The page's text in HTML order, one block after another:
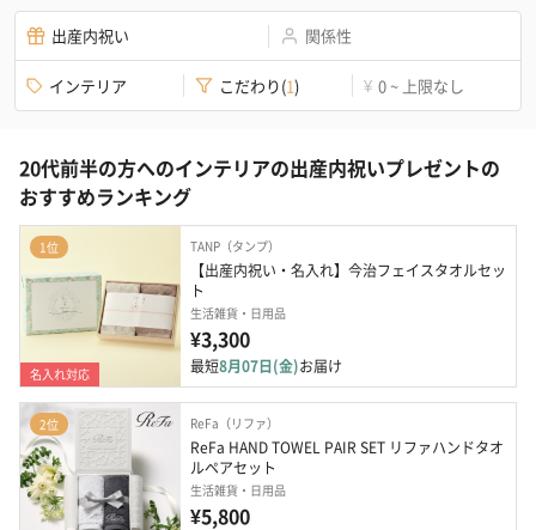
出産内祝い 関係性
インテリア こだわり(1) ¥ 0 ~ 上限なし
20代前半の方へのインテリアの出産内祝いプレゼントの
おすすめランキング
1位
名入れ対応
TANP（タンプ）
【出産内祝い・名入れ】今治フェイスタオルセッ
ト
生活雑貨・日用品
¥3,300
最短8月07日(金)お届け
2位 ReFa（リファ）
ReFa HAND TOWEL PAIR SET リファハンドタオ
ルペアセット
生活雑貨・日用品
¥5,800